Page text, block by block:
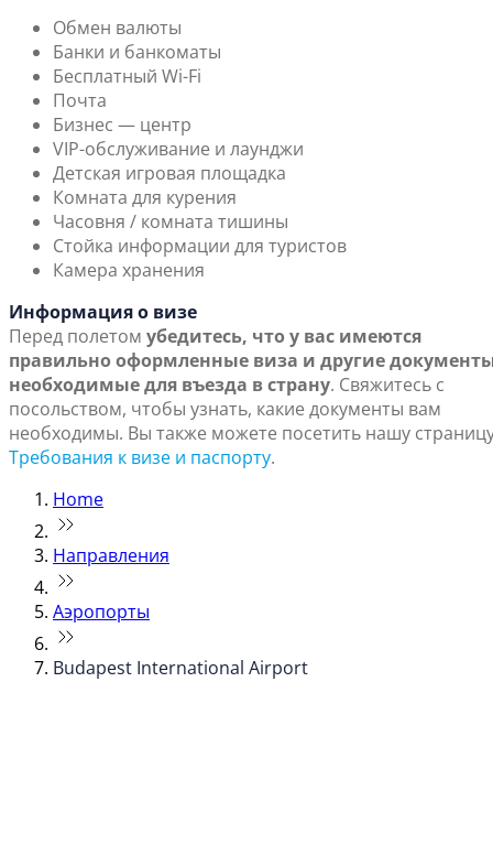
Обмен валюты
Банки и банкоматы
Бесплатный Wi-Fi
Почта
Бизнес — центр
VIP-обслуживание и лаунджи
Детская игровая площадка
Комната для курения
Часовня / комната тишины
Стойка информации для туристов
Камера хранения
Информация о визе
Перед полетом убедитесь, что у вас имеются
правильно оформленные виза и другие
необходимые для въезда в страну. Свяжитесь с
посольством, чтобы узнать, какие документы вам
необходимы. Вы также можете посетить нашу
Требования к визе и паспорту.
Home
Направления
Аэропорты
Budapest International Airport